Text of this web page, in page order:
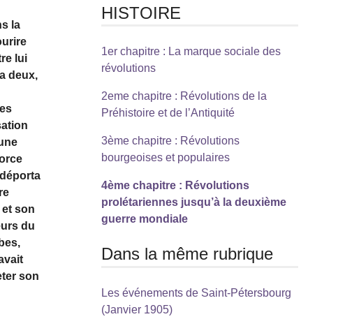
la
lui
deux,
son
du
son
HISTOIRE
1er chapitre : La marque sociale des
révolutions
2eme chapitre : Révolutions de la
Préhistoire et de l’Antiquité
3ème chapitre : Révolutions
bourgeoises et populaires
4ème chapitre : Révolutions
prolétariennes jusqu’à la deuxième
guerre mondiale
Dans la même rubrique
Les événements de Saint-Pétersbourg
(Janvier 1905)